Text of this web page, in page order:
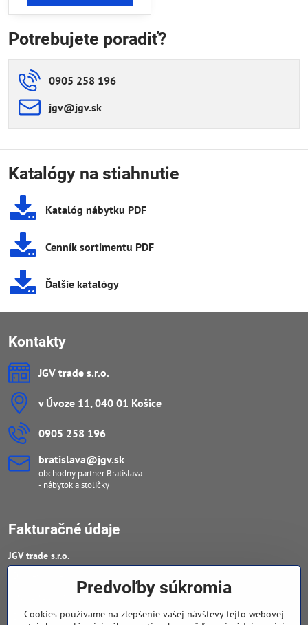
Potrebujete poradiť?
0905 258 196
jgv​@jgv​.sk
Katalógy na stiahnutie
Katalóg nábytku PDF
Cenník sortimentu PDF
Ďalšie katalógy
Kontakty
JGV trade s​.r​.o​.
v Úvoze 11, 040 01 Košice
0905 258 196
bratislava​@jgv​.sk
obchodný partner Bratislava
- nábytok a stoličky
Fakturačné údaje
JGV trade s​.r​.o​.
DIČ : 20223652906
IČ DPH : SK 2023652906
Predvoľby súkromia
Cookies používame na zlepšenie vašej návštevy tejto webovej